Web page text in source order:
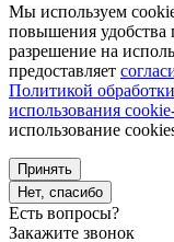
Мы используем
повышения удобства
разрешение на
предоставляет
Политикой
использования
использование
Принять
Нет, спасибо
Есть вопросы?
Закажите звонок